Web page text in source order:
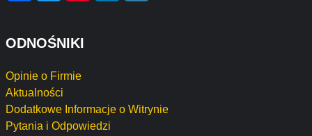
ODNOŚNIKI
Opinie o Firmie
Aktualności
Dodatkowe Informacje o Witrynie
Pytania i Odpowiedzi